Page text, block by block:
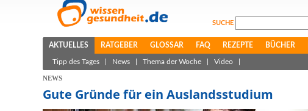
SUCHE
AKTUELLES RATGEBER GLOSSAR FAQ REZEPTE BÜCHER
Tipp des Tages News Thema der Woche Video
NEWS
Gute Gründe für ein Auslandsstudium